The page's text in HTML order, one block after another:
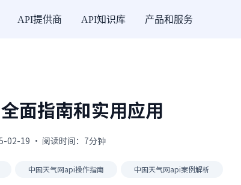
API提供商 API知识库 产品和服务
面指南和实用应用
02-19 · 阅读时间：7分钟
中国天气网api操作指南 中国天气网api案例解析